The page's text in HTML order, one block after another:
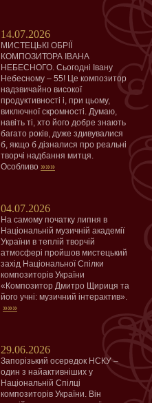
14.07.2026
МИСТЕЦЬКІ ОБРІЇ
КОМПОЗИТОРА ІВАНА
НЕБЕСНОГО. Сьогодні Івану
Небесному – 55! Це композитор
надзвичайно високої
продуктивності і, при цьому,
виключної скромності. Думаю,
навіть ті, хто його добре знають
багато років, дуже здивувалися
б, якщо б дізналися про реальні
творчі надбання митця.
Особливо »»»
04.07.2026
На самому початку липня в
Національній музичній академії
України в теплій творчій
атмосфері пройшов мистецький
захід Національної Спілки
композиторів України
«Композитор Дмитро Щириця та
його учні: музичний інтерактив».
»»»
29.06.2026
Запорізький осередок НСКУ –
один з найактивніших у
Національній Спілці
композиторів України. Він